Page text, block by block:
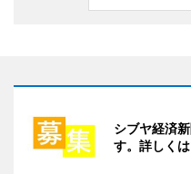
シブヤ経済
す。詳しくは